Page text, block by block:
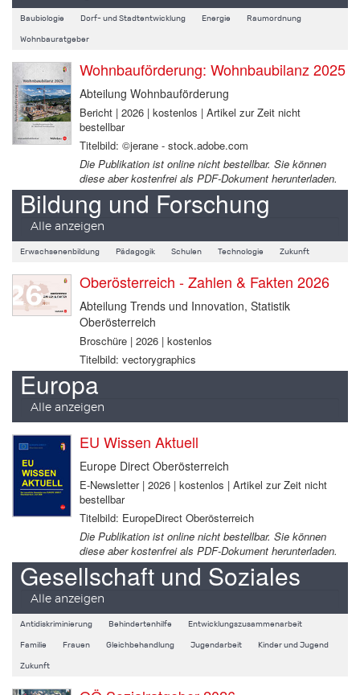
Baubiologie Dorf- und Stadtentwicklung Energie Raumordnung
Wohnbauratgeber
Wohnbauförderung: Wohnbaubilanz 2025
Abteilung Wohnbauförderung
Bericht | 2026 | kostenlos | Artikel zur Zeit nicht
bestellbar
Titelbild: ©jerane - stock.adobe.com
Die Publikation ist online nicht bestellbar. Sie können
diese aber kostenfrei als PDF-Dokument herunterladen.
Bildung und Forschung
Alle anzeigen
Erwachsenenbildung Pädagogik Schulen Technologie Zukunft
Oberösterreich - Zahlen & Fakten 2026
Abteilung Trends und Innovation, Statistik
Oberösterreich
Broschüre | 2026 | kostenlos
Titelbild: vectorygraphics
Europa
Alle anzeigen
EU Wissen Aktuell
Europe Direct Oberösterreich
E-Newsletter | 2026 | kostenlos | Artikel zur Zeit nicht
bestellbar
Titelbild: EuropeDirect Oberösterreich
Die Publikation ist online nicht bestellbar. Sie können
diese aber kostenfrei als PDF-Dokument herunterladen.
Gesellschaft und Soziales
Alle anzeigen
Antidiskriminierung Behindertenhilfe Entwicklungszusammenarbeit
Familie Frauen Gleichbehandlung Jugendarbeit Kinder und Jugend
Zukunft